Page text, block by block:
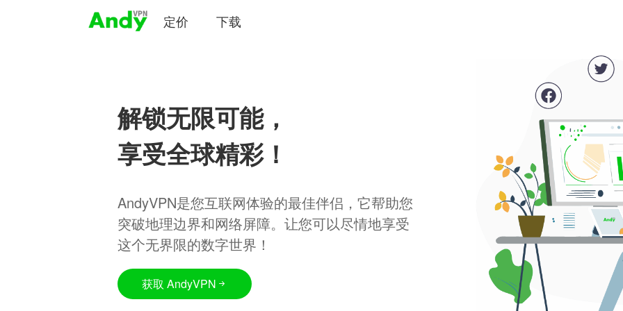
定价 下载
解锁无限可能，
享受全球精彩！
AndyVPN是您互联网体验的最佳伴侣，它帮助您
突破地理边界和网络屏障。让您可以尽情地享受
这个无界限的数字世界！
获取 AndyVPN